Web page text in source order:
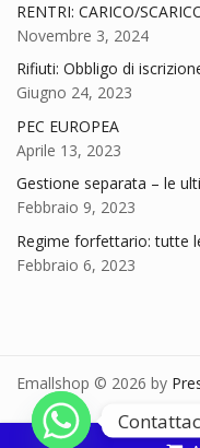
RENTRI: CARICO/
Novembre 3, 2024
Rifiuti: Obbligo di
Giugno 24, 2023
PEC EUROPEA
Aprile 13, 2023
Gestione separata – le
Febbraio 9, 2023
Regime forfettario: tutte
Febbraio 6, 2023
Emallshop © 2026 by